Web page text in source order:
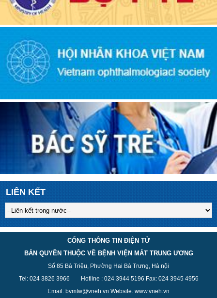
LIÊN KẾT
CỔNG THÔNG TIN ĐIỆN TỬ
BẢN QUYỀN THUỘC VỀ BỆNH VIỆN MẮT TRUNG ƯƠNG
Số 85 Bà Triệu, Phường Hai Bà Trưng, Hà nội
Tel: 024 3826 3966 Hotline : 024 3944 5196 Fax: 024 3945 4956
Email: bvmtw@vneh.vn Website: www.vneh.vn